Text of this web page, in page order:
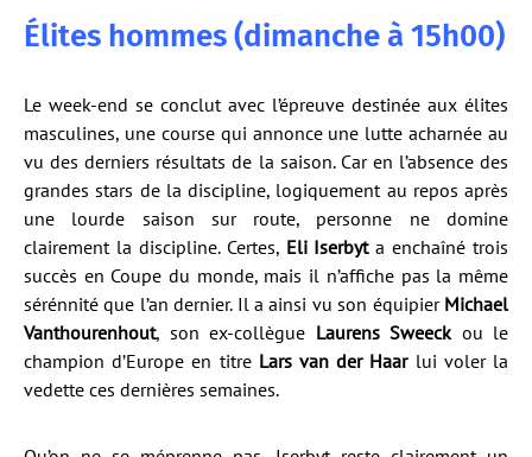
Élites hommes (dimanche à 15h00)
Le week-end se conclut avec l’épreuve destinée aux élites
masculines, une course qui annonce une lutte acharnée au
vu des derniers résultats de la saison. Car en l’absence des
grandes stars de la discipline, logiquement au repos après
une lourde saison sur route, personne ne domine
clairement la discipline. Certes, Eli Iserbyta enchaîné trois
succès en Coupe du monde, mais il n’affiche pas la même
sérénnité que l’an dernier. Il a ainsi vu son équipier Michael
Vanthourenhout, son ex-collègue Laurens Sweeckou le
champion d’Europe en titre Lars van der Haarlui voler la
vedette ces dernières semaines.